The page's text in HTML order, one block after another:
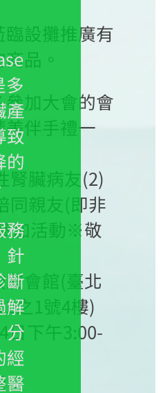
多
產
致
的
務
針
斷
解
分
經
醫
設攤推廣有
品。
加大會的會
美伴手禮一
臟病友(2)
同親友(即非
加活動※敬
會館(臺北
之1號4樓)
日下午3:00-
：